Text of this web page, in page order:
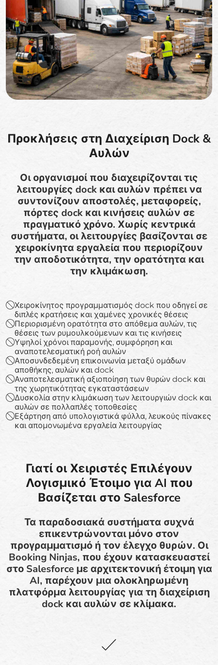
Προκλήσεις στη Διαχείριση Dock &
Αυλών
Οι οργανισμοί που διαχειρίζονται τις
λειτουργίες dock και αυλών πρέπει να
συντονίζουν αποστολές, μεταφορείς,
πόρτες dock και κινήσεις αυλών σε
πραγματικό χρόνο. Χωρίς κεντρικά
συστήματα, οι λειτουργίες βασίζονται σε
χειροκίνητα εργαλεία που περιορίζουν
την αποδοτικότητα, την ορατότητα και
την κλιμάκωση.
Χειροκίνητος προγραμματισμός dock που οδηγεί σε
διπλές κρατήσεις και χαμένες χρονικές θέσεις
Περιορισμένη ορατότητα στο απόθεμα αυλών, τις
θέσεις των ρυμουλκούμενων και τις κινήσεις
Υψηλοί χρόνοι παραμονής, συμφόρηση και
αναποτελεσματική ροή αυλών
Αποσυνδεδεμένη επικοινωνία μεταξύ ομάδων
αποθήκης, αυλών και dock
Αναποτελεσματική αξιοποίηση των θυρών dock και
της χωρητικότητας εγκαταστάσεων
Δυσκολία στην κλιμάκωση των λειτουργιών dock και
αυλών σε πολλαπλές τοποθεσίες
Εξάρτηση από υπολογιστικά φύλλα, λευκούς πίνακες
και απομονωμένα εργαλεία λειτουργίας
Γιατί οι Χειριστές Επιλέγουν
Λογισμικό Έτοιμο για AI που
Βασίζεται στο Salesforce
Τα παραδοσιακά συστήματα συχνά
επικεντρώνονται μόνο στον
προγραμματισμό ή τον έλεγχο θυρών. Οι
Booking Ninjas, που έχουν κατασκευαστεί
στο Salesforce με αρχιτεκτονική έτοιμη για
AI, παρέχουν μια ολοκληρωμένη
πλατφόρμα λειτουργίας για τη διαχείριση
dock και αυλών σε κλίμακα.